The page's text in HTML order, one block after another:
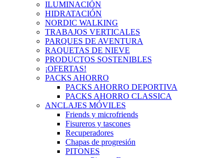
ILUMINACIÓN
HIDRATACIÓN
NORDIC WALKING
TRABAJOS VERTICALES
PARQUES DE AVENTURA
RAQUETAS DE NIEVE
PRODUCTOS SOSTENIBLES
¡OFERTAS!
PACKS AHORRO
PACKS AHORRO DEPORTIVA
PACKS AHORRO CLASSICA
ANCLAJES MÓVILES
Friends y microfriends
Fisureros y tascones
Recuperadores
Chapas de progresión
PITONES